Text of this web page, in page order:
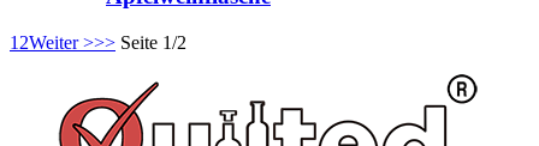
1 2Weiter >>> Seite 1/2